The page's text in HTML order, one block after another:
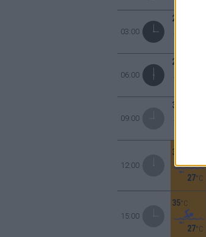
03:00
24
06:00
23
09:00
31
12:00
35
27°C
15:00
35°C
27°C